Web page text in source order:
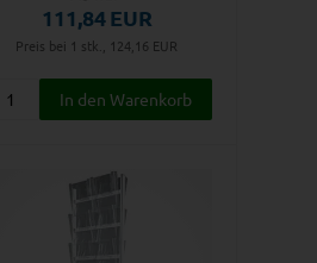
111,84EUR
Preis bei 1 stk., 124,16 EUR